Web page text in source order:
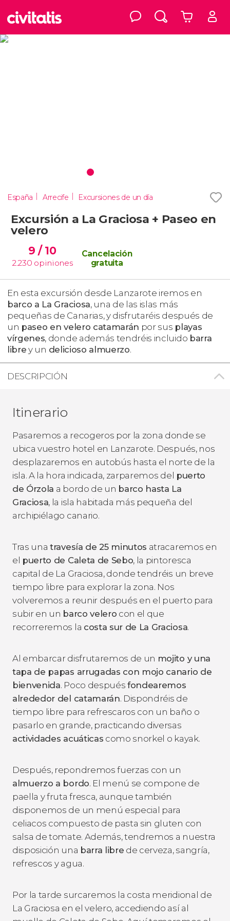
España Arrecife Excursiones de un día
Excursión a La Graciosa + Paseo en
velero
9/ 10
2.230 opiniones
Cancelación
gratuita
En esta excursión desde Lanzarote iremos en
barco a La Graciosa, una de las islas más
pequeñas de Canarias, y disfrutaréis después de
un paseo en velero catamarán por sus playas
vírgenes, donde además tendréis incluido barra
libre y un delicioso almuerzo.
DESCRIPCIÓN
Itinerario
Pasaremos a recogeros por la zona donde se
ubica vuestro hotel en Lanzarote. Después, nos
desplazaremos en autobús hasta el norte de la
isla. A la hora indicada, zarparemos del puerto
de Órzola a bordo de un barco hasta La
Graciosa, la isla habitada más pequeña del
archipiélago canario.
Tras unatravesía de 25 minutos atracaremos en
el puerto de Caleta de Sebo, la pintoresca
capital de La Graciosa, donde tendréis un breve
tiempo libre para explorar la zona. Nos
volveremos a reunir después en el puerto para
subir en un barcovelero con el que
recorreremos la costa sur de La Graciosa.
Al embarcar disfrutaremos de un mojito y una
tapa de papas arrugadas con mojo canario de
bienvenida. Poco despuésfondearemos
alrededor del catamarán. Dispondréis de
tiempo libre para refrescaros con un baño o
pasarlo en grande, practicando diversas
actividades acuáticas como snorkel o kayak.
Después, repondremos fuerzas con un
almuerzo a bordo. El menú se compone de
paella y fruta fresca, aunque también
disponemos de un menú especial para
celiacos compuesto de pasta sin gluten con
salsa de tomate. Además, tendremos a nuestra
disposición una barra libre de cerveza, sangría,
refrescos y agua.
Por la tarde surcaremos la costa meridional de
La Graciosa en el velero, accediendo así al